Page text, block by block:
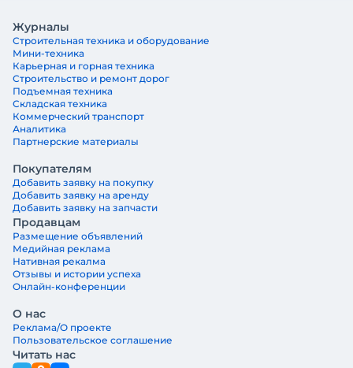
Журналы
Строительная техника и оборудование
Мини-техника
Карьерная и горная техника
Строительство и ремонт дорог
Подъемная техника
Складская техника
Коммерческий транспорт
Аналитика
Партнерские материалы
Покупателям
Добавить заявку на покупку
Добавить заявку на аренду
Добавить заявку на запчасти
Продавцам
Размещение объявлений
Медийная реклама
Нативная рекалма
Отзывы и истории успеха
Онлайн-конференции
О нас
Реклама/О проекте
Пользовательское соглашение
Читать нас